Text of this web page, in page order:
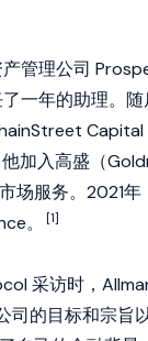
管理公司
一年的助理。
加入高盛（
市场服务。2021
。 [1]
采访时，
司的目标和宗旨